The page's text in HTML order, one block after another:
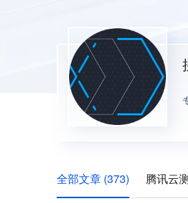
全部文章 (373) 腾讯云